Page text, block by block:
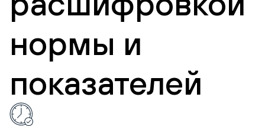
нормы и
показателей